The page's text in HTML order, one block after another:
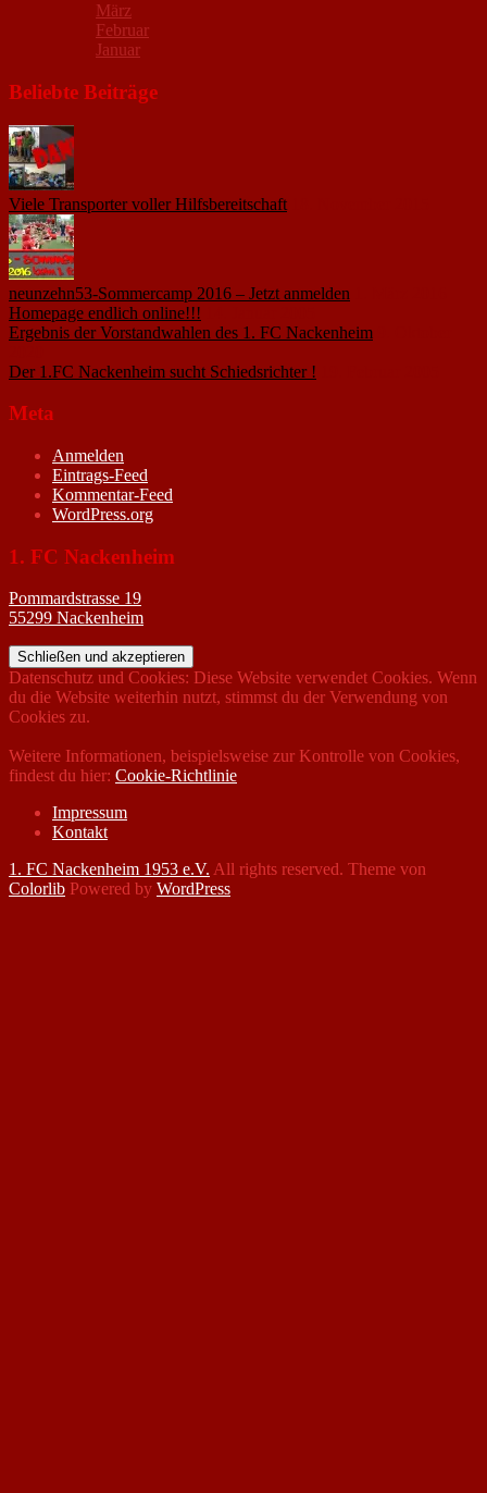
März
Februar
Januar
Beliebte Beiträge
Viele Transporter voller Hilfsbereitschaft
neunzehn53-Sommercamp 2016 – Jetzt anmelden
Homepage endlich online!!!
Ergebnis der Vorstandwahlen des 1. FC Nackenheim
Der 1.FC Nackenheim sucht Schiedsrichter !
Meta
Anmelden
Eintrags-Feed
Kommentar-Feed
WordPress.org
1. FC Nackenheim
Pommardstrasse 19
55299 Nackenheim
Datenschutz und Cookies: Diese Website verwendet Cookies. Wenn
du die Website weiterhin nutzt, stimmst du der Verwendung von
Cookies zu.
Weitere Informationen, beispielsweise zur Kontrolle von Cookies,
findest du hier: Cookie-Richtlinie
Impressum
Kontakt
1. FC Nackenheim 1953 e.V. All rights reserved. Theme von
Colorlib Powered by WordPress